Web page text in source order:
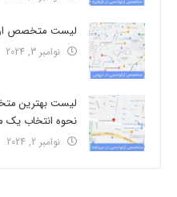
لیست متخصص
نوامبر 3, 2024
لیست بهترین
نحوه انتخاب
نوامبر 2, 2024